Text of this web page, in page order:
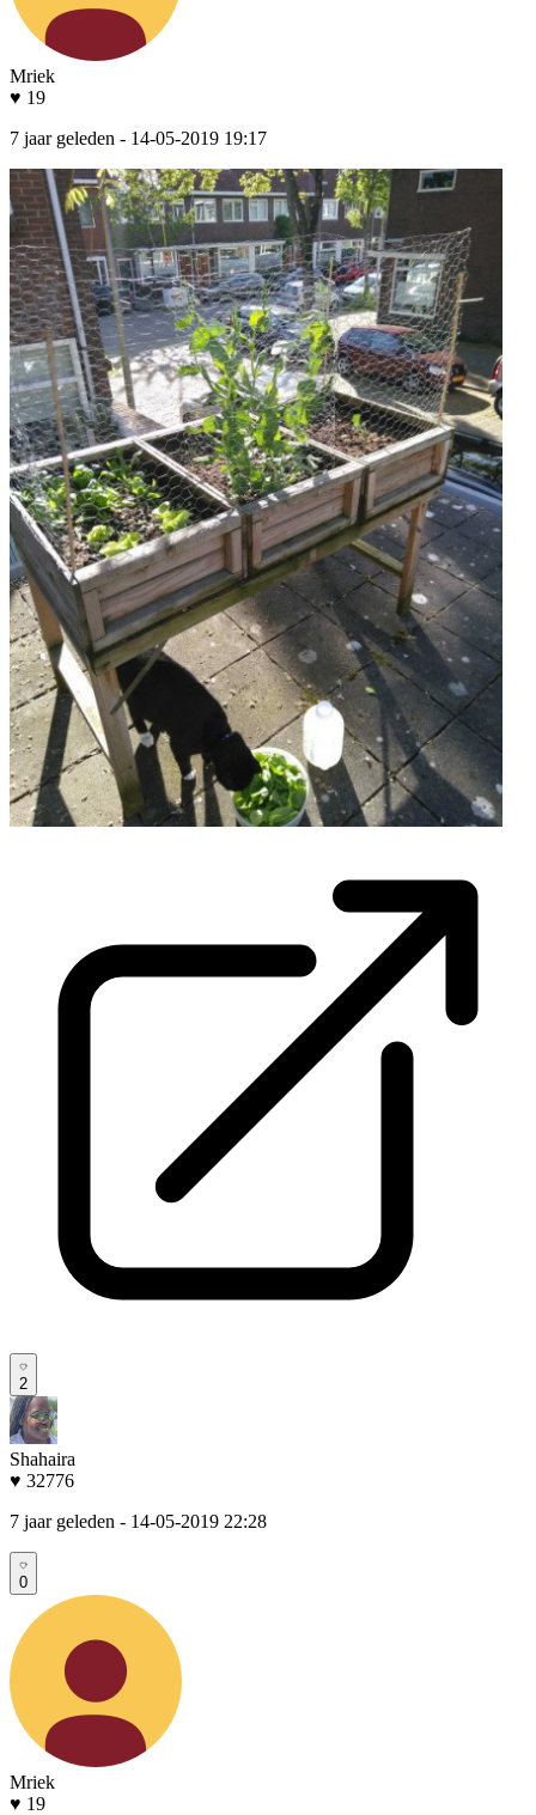
Mriek
♥ 19
7 jaar geleden - 14-05-2019 19:17
2
Shahaira
♥ 32776
7 jaar geleden - 14-05-2019 22:28
0
Mriek
♥ 19